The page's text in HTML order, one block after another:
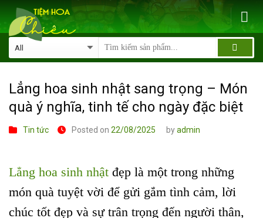
Skip
to
content
Lẳng hoa sinh nhật sang trọng – Món
quà ý nghĩa, tinh tế cho ngày đặc biệt
Tin tức Posted on 22/08/2025 byadmin
Lẳng hoa sinh nhật đẹp là một trong những
món quà tuyệt vời để gửi gắm tình cảm, lời
chúc tốt đẹp và sự trân trọng đến người thân,